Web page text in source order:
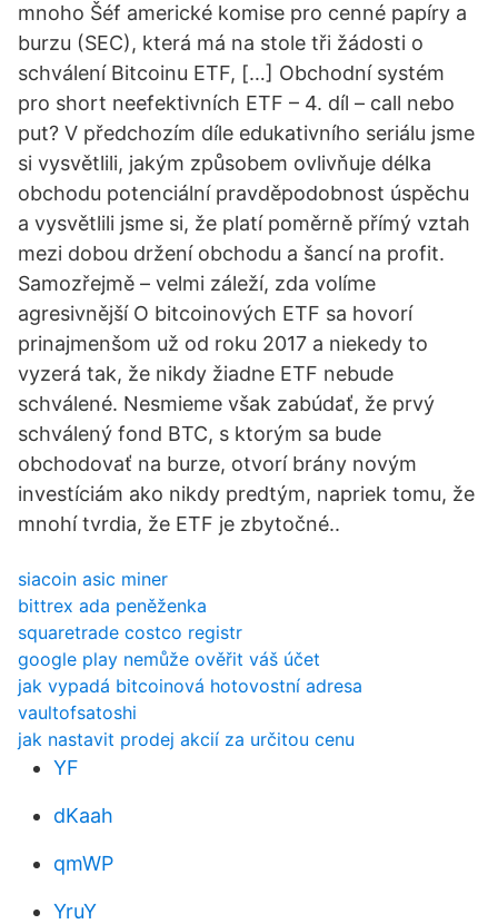
mnoho Šéf americké komise pro cenné papíry a
burzu (SEC), která má na stole tři žádosti o
schválení Bitcoinu ETF, […] Obchodní systém
pro short neefektivních ETF – 4. díl – call nebo
put? V předchozím díle edukativního seriálu jsme
si vysvětlili, jakým způsobem ovlivňuje délka
obchodu potenciální pravděpodobnost úspěchu
a vysvětlili jsme si, že platí poměrně přímý vztah
mezi dobou držení obchodu a šancí na profit.
Samozřejmě – velmi záleží, zda volíme
agresivnější O bitcoinových ETF sa hovorí
prinajmenšom už od roku 2017 a niekedy to
vyzerá tak, že nikdy žiadne ETF nebude
schválené. Nesmieme však zabúdať, že prvý
schválený fond BTC, s ktorým sa bude
obchodovať na burze, otvorí brány novým
investíciám ako nikdy predtým, napriek tomu, že
mnohí tvrdia, že ETF je zbytočné..
siacoin asic miner
bittrex ada peněženka
squaretrade costco registr
google play nemůže ověřit váš účet
jak vypadá bitcoinová hotovostní adresa
vaultofsatoshi
jak nastavit prodej akcií za určitou cenu
YF
dKaah
qmWP
YruY